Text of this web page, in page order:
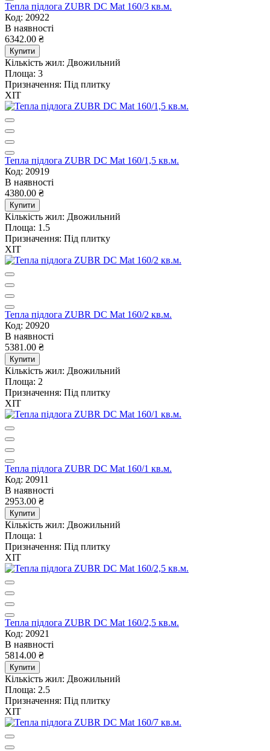
Тепла підлога ZUBR DC Mat 160/3 кв.м.
Код: 20922
В наявності
6342.00 ₴
Купити
Кількість жил: Двожильний
Площа: 3
Призначення: Під плитку
ХІТ
Тепла підлога ZUBR DC Mat 160/1,5 кв.м.
Код: 20919
В наявності
4380.00 ₴
Купити
Кількість жил: Двожильний
Площа: 1.5
Призначення: Під плитку
ХІТ
Тепла підлога ZUBR DC Mat 160/2 кв.м.
Код: 20920
В наявності
5381.00 ₴
Купити
Кількість жил: Двожильний
Площа: 2
Призначення: Під плитку
ХІТ
Тепла підлога ZUBR DC Mat 160/1 кв.м.
Код: 20911
В наявності
2953.00 ₴
Купити
Кількість жил: Двожильний
Площа: 1
Призначення: Під плитку
ХІТ
Тепла підлога ZUBR DC Mat 160/2,5 кв.м.
Код: 20921
В наявності
5814.00 ₴
Купити
Кількість жил: Двожильний
Площа: 2.5
Призначення: Під плитку
ХІТ